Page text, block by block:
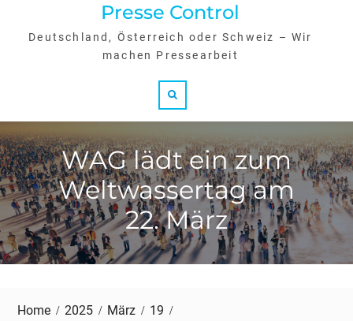
Presse Control
Deutschland, Österreich oder Schweiz – Wir
machen Pressearbeit
WAG lädt ein zum
Weltwassertag am
22. März
Home 2025 März
19